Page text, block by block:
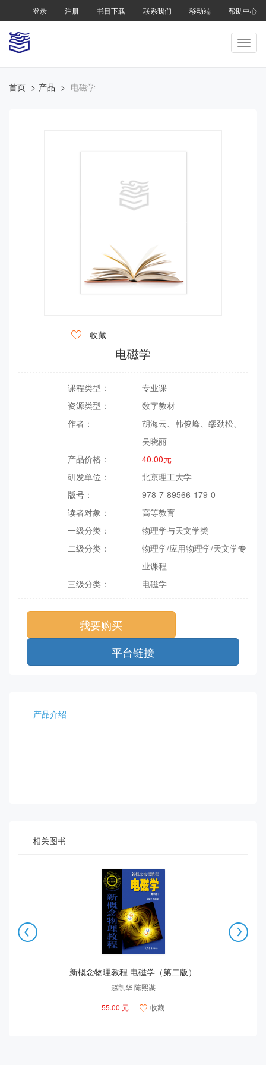
登录 注册 书目下载 联系我们 移动端 帮助中心
首页 产品 电磁学
 收藏
电磁学
课程类型：
专业课
资源类型：
数字教材
作者：
胡海云、韩俊峰、缪劲松、
吴晓丽
产品价格：
40.00元
研发单位：
北京理工大学
版号：
978-7-89566-179-0
读者对象：
高等教育
一级分类：
物理学与天文学类
二级分类：
物理学/应用物理学/天文学专
业课程
三级分类：
电磁学
我要购买
平台链接
产品介绍
相关图书
 
新概念物理教程 电磁学（第二版）
赵凯华 陈熙谋
55.00 元
 收藏